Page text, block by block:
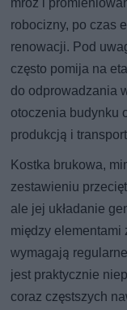
robocizny, po czas
renowacji. Pod
często pomija na
do odprowadzania
otoczenia budynku
produkcją i
Kostka brukowa,
zestawieniu
ale jej układanie
między elementami
wymagają
jest praktycznie
coraz częstszych